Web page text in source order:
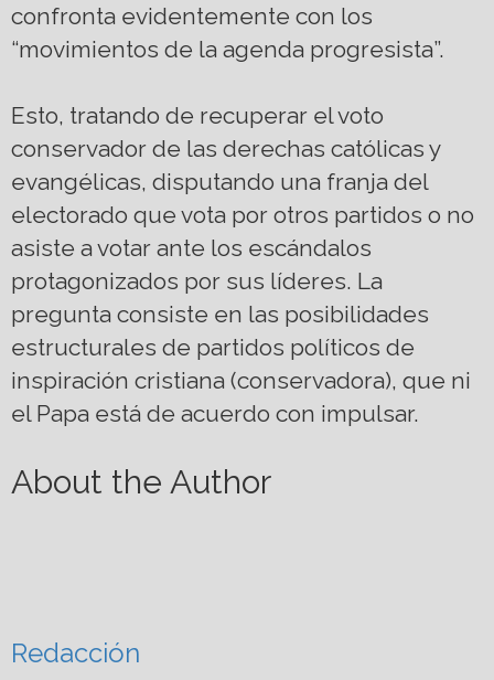
confronta evidentemente con los
“movimientos de la agenda progresista”.
Esto, tratando de recuperar el voto
conservador de las derechas católicas y
evangélicas, disputando una franja del
electorado que vota por otros partidos o no
asiste a votar ante los escándalos
protagonizados por sus líderes. La
pregunta consiste en las posibilidades
estructurales de partidos políticos de
inspiración cristiana (conservadora), que ni
el Papa está de acuerdo con impulsar.
About the Author
Redacción